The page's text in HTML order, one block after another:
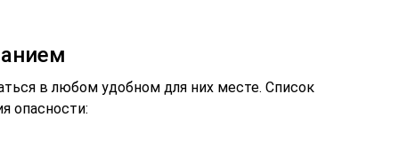
в любом удобном для них месте. Список
опасности: